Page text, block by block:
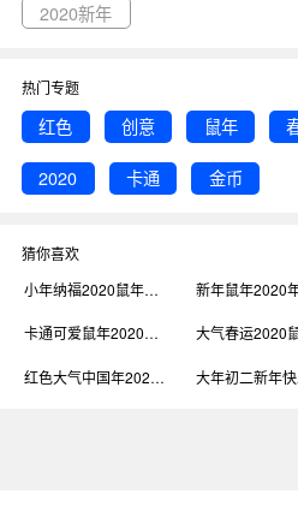
2020新年
热门专题
红色 创意 鼠年
2020 卡通 金币
猜你喜欢
小年纳福2020鼠年新年海报
卡通可爱鼠年2020新年海报
红色大气中国年2020鼠年新年海报